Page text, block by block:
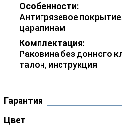
Особенности:
Антигрязевое
царапинам
Комплектация:
Раковина без донного
талон, инструкция
Гарантия
Цвет